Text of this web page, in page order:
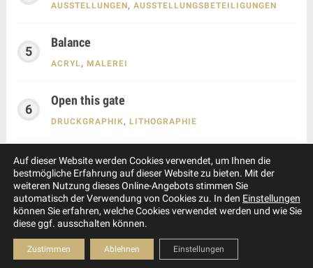
AUSSTELLUNGEN, AUSSTELLUNGSBETEILIGUNGEN
Balance
ACRYL, MALEREI
Open this gate
DRUCKGRAPHIK, LITHOGRAPHIE
© Copyright 2023 – Annette Weiske – Malerei & Graphik –
Impressum– Datenschutzerklärung
Auf dieser Website werden Cookies verwendet, um Ihnen die
bestmögliche Erfahrung auf dieser Website zu bieten. Mit der
weiteren Nutzung dieses Online-Angebots stimmen Sie
automatisch der Verwendung von Cookies zu. In den Einstellungen
können Sie erfahren, welche Cookies verwendet werden und wie Sie
diese ggf. ausschalten können.
Zustimmen Ablehnen Einstellungen